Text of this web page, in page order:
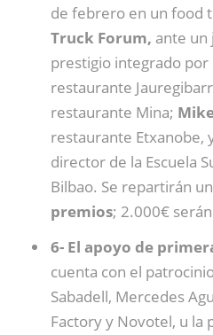
de febrero en un food
Truck Forum, ante un
prestigio integrado por
restaurante
restaurante Mina;
restaurante Etxanobe,
director de la Escuela
Bilbao. Se repartirán
premios; 2.000€
6- El apoyo de
cuenta con el
Sabadell, Mercedes
Factory y Novotel, u la